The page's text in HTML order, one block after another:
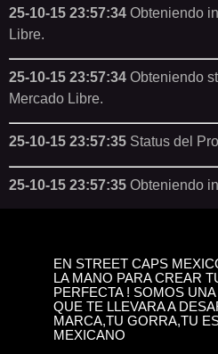
25-10-15 23:57:34 Obteniendo
Libre.
25-10-15 23:57:34 Obteniendo
Mercado Libre.
25-10-15 23:57:35 Status del
25-10-15 23:57:35 Obteniendo
EN STREET CAPS
LA MANO PARA CREAR
PERFECTA ! SOMOS
QUE TE LLEVARA A
MARCA,TU GORRA,TU
MEXICANO